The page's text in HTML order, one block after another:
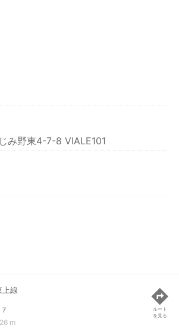
み野東4-7-8 VIALE101
上線
m
ルート
を見る